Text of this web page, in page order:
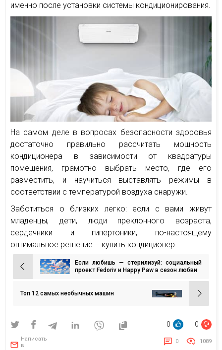
именно после установки системы кондиционирования.
На самом деле в вопросах безопасности здоровья
достаточно правильно рассчитать мощность
кондиционера в зависимости от квадратуры
помещения, грамотно выбрать место, где его
разместить, и научиться выставлять режимы в
соответствии с температурой воздуха снаружи.
Заботиться о близких легко: если с вами живут
младенцы, дети, люди преклонного возраста,
сердечники и гипертоники, по-настоящему
оптимальное решение – купить кондиционер.
Навигация
по
записям
Если любишь — стерилизуй: социальный
проект Fedoriv и Happy Paw в сезон любви
Топ 12 самых необычных машин
0 0
Написать
в
0 1089